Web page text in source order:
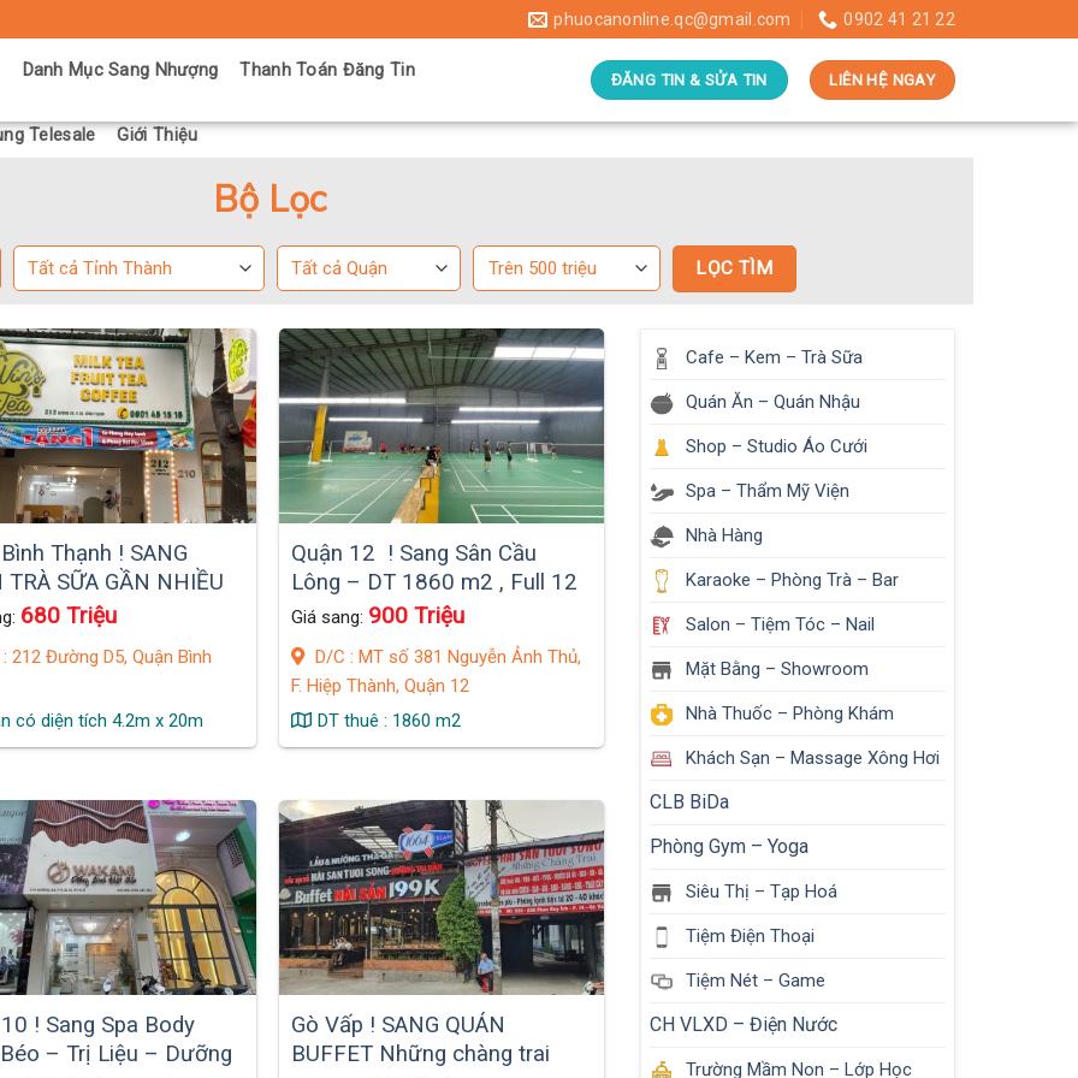
phuocanonline.qc@gmail.com 0902 41 21 22
Danh Mục Sang Nhượng Thanh Toán Đăng Tin
Telesale Giới Thiệu
ĐĂNG TIN & SỬA TIN LIÊN HỆ NGAY
Bộ Lọc
Thạnh ! SANG
TRÀ SỮA GẦN NHIỀU
ĐẠI HỌC VÀ KV
680 Triệu
212 Đường D5, Quận Bình
có diện tích 4.2m x 20m
Quận 12 ! Sang Sân Cầu
Lông – DT 1860 m2 , Full 12
sân, Quy mô lớn , Mb thuê trả
Giá sang: 900 Triệu
D/C : MT số 381 Nguyễn Ảnh Thủ,
F. Hiệp Thành, Quận 12
DT thuê : 1860 m2
! Sang Spa Body
– Trị Liệu – Dưỡng
Gò Vấp ! SANG QUÁN
BUFFET Những chàng trai
Cafe – Kem – Trà Sữa
Quán Ăn – Quán Nhậu
Shop – Studio Áo Cưới
Spa – Thẩm Mỹ Viện
Nhà Hàng
Karaoke – Phòng Trà – Bar
Salon – Tiệm Tóc – Nail
Mặt Bằng – Showroom
Nhà Thuốc – Phòng Khám
Khách Sạn – Massage Xông Hơi
CLB BiDa
Phòng Gym – Yoga
Siêu Thị – Tạp Hoá
Tiệm Điện Thoại
Tiệm Nét – Game
CH VLXD – Điện Nước
Trường Mầm Non – Lớp Học